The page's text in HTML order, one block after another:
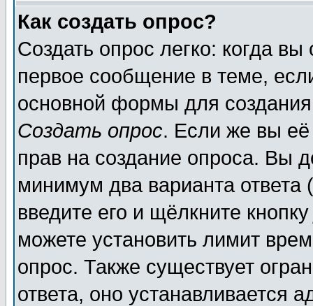
Как создать опрос?
Создать опрос легко: когда
первое сообщение в теме,
основной формы для
Создать опрос. Если же вы её
прав на создание опроса. Вы
минимум два варианта ответа
введите его и щёлкните
можете установить лимит
опрос. Также существует
ответа, оно устанавливается